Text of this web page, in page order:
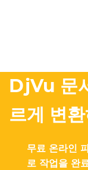
DjVu 문
르게 변
무료 온라인
로 작업을 완